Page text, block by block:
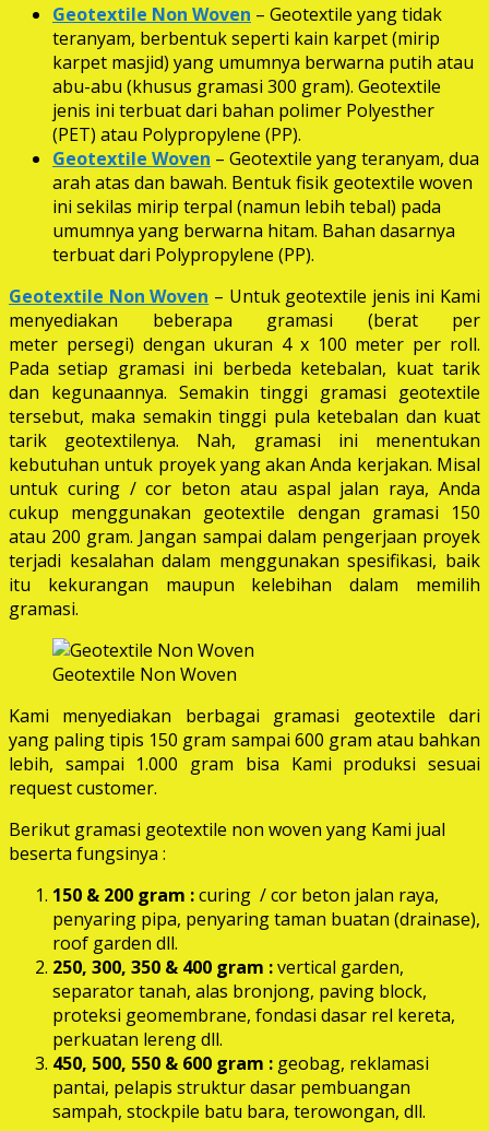
Geotextile Non Woven – Geotextile yang tidak
teranyam, berbentuk seperti kain karpet (mirip
karpet masjid) yang umumnya berwarna putih atau
abu-abu (khusus gramasi 300 gram). Geotextile
jenis ini terbuat dari bahan polimer Polyesther
(PET) atau Polypropylene (PP).
Geotextile Woven – Geotextile yang teranyam, dua
arah atas dan bawah. Bentuk fisik geotextile woven
ini sekilas mirip terpal (namun lebih tebal) pada
umumnya yang berwarna hitam. Bahan dasarnya
terbuat dari Polypropylene (PP).
Geotextile Non Woven – Untuk geotextile jenis ini Kami
menyediakan beberapa gramasi (berat per
meter persegi) dengan ukuran 4 x 100 meter per roll.
Pada setiap gramasi ini berbeda ketebalan, kuat tarik
dan kegunaannya. Semakin tinggi gramasi geotextile
tersebut, maka semakin tinggi pula ketebalan dan kuat
tarik geotextilenya. Nah, gramasi ini menentukan
kebutuhan untuk proyek yang akan Anda kerjakan. Misal
untuk curing / cor beton atau aspal jalan raya, Anda
cukup menggunakan geotextile dengan gramasi 150
atau 200 gram. Jangan sampai dalam pengerjaan proyek
terjadi kesalahan dalam menggunakan spesifikasi, baik
itu kekurangan maupun kelebihan dalam memilih
gramasi.
Geotextile Non Woven
Kami menyediakan berbagai gramasi geotextile dari
yang paling tipis 150 gram sampai 600 gram atau bahkan
lebih, sampai 1.000 gram bisa Kami produksi sesuai
request customer.
Berikut gramasi geotextile non woven yang Kami jual
beserta fungsinya :
150 & 200 gram :curing / cor beton jalan raya,
penyaring pipa, penyaring taman buatan (drainase),
roof garden dll.
250, 300, 350 & 400 gram :vertical garden,
separator tanah, alas bronjong, paving block,
proteksi geomembrane, fondasi dasar rel kereta,
perkuatan lereng dll.
450, 500, 550 & 600 gram : geobag, reklamasi
pantai, pelapis struktur dasar pembuangan
sampah, stockpile batu bara, terowongan, dll.